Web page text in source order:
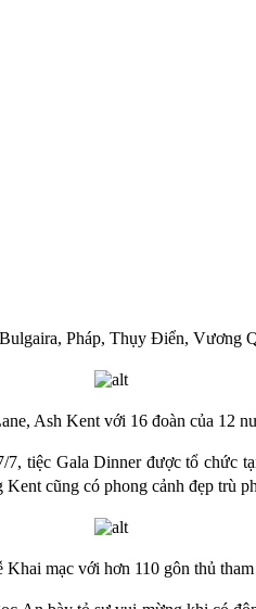
Pháp, Thụy Điển,
Ash Kent với 16 đoàn của 12
Gala Dinner được tổ chức
cũng có phong cảnh đẹp trù
mạc với hơn 110 gôn thủ